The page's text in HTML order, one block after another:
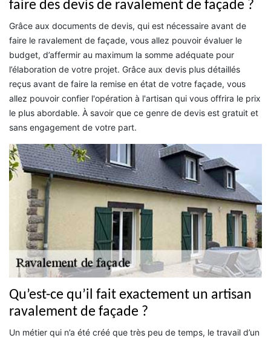
faire des devis de ravalement de façade ?
Grâce aux documents de devis, qui est nécessaire avant de
faire le ravalement de façade, vous allez pouvoir évaluer le
budget, d’affermir au maximum la somme adéquate pour
l’élaboration de votre projet. Grâce aux devis plus détaillés
reçus avant de faire la remise en état de votre façade, vous
allez pouvoir confier l'opération à l'artisan qui vous offrira le prix
le plus abordable. À savoir que ce genre de devis est gratuit et
sans engagement de votre part.
Qu’est-ce qu’il fait exactement un artisan
ravalement de façade ?
Un métier qui n’a été créé que très peu de temps, le travail d’un